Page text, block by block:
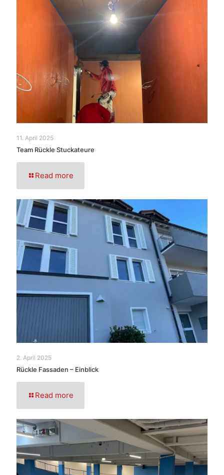
11. April 2025
Team Rückle Stuckateure
Read more
2. April 2025
Rückle Fassaden – Einblick
Read more